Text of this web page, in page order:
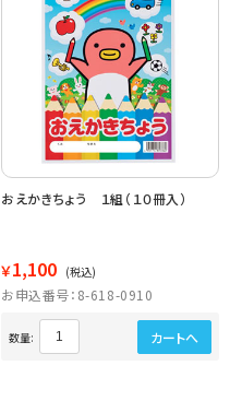
おえかきちょう １組（１０冊入）
￥1,100 (税込)
お申込番号：8-618-0910
数量: カートへ